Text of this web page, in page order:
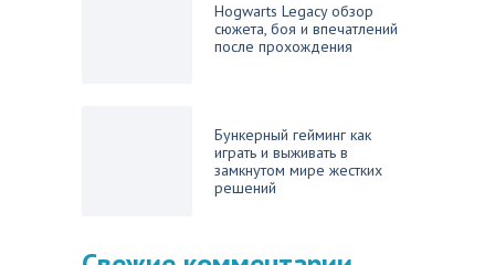
Hogwarts Legacy обзор
сюжета, боя и впечатлений
после прохождения
Бункерный гейминг как
играть и выживать в
замкнутом мире жестких
решений